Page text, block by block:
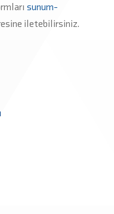
sunum-
iletebilirsiniz.